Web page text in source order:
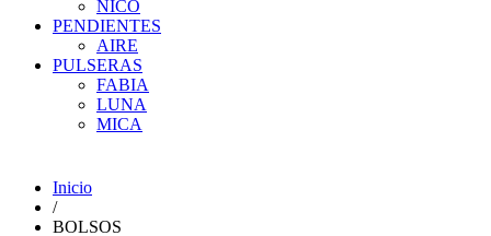
NICO
PENDIENTES
AIRE
PULSERAS
FABIA
LUNA
MICA
Inicio
/
BOLSOS